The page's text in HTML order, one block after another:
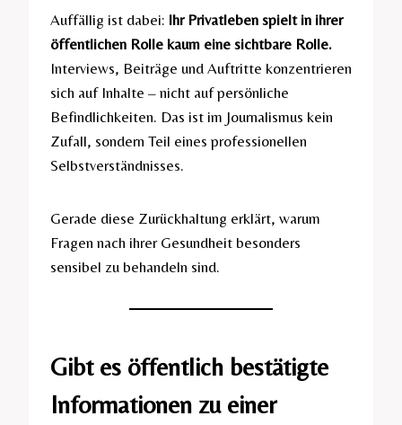
Auffällig ist dabei: Ihr Privatleben spielt in ihrer
öffentlichen Rolle kaum eine sichtbare Rolle.
Interviews, Beiträge und Auftritte konzentrieren
sich auf Inhalte – nicht auf persönliche
Befindlichkeiten. Das ist im Journalismus kein
Zufall, sondern Teil eines professionellen
Selbstverständnisses.
Gerade diese Zurückhaltung erklärt, warum
Fragen nach ihrer Gesundheit besonders
sensibel zu behandeln sind.
Gibt es öffentlich bestätigte
Informationen zu einer